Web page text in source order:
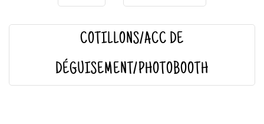
COTILLONS/ACC DE
DÉGUISEMENT/PHOTOBOOTH